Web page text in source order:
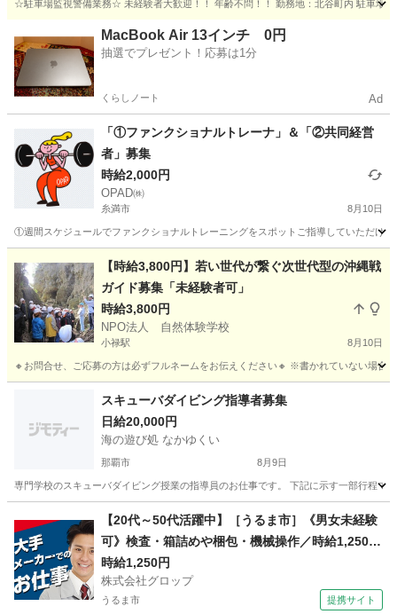
☆駐車場監視警備業務☆ 未経験者大歓迎！！ 年齢不問！！ 勤務地：北谷町内 駐車
その他
MacBook Air 13インチ 0円
抽選でプレゼント！応募は1分
くらしノート Ad
「①ファンクショナルトレーナ」＆「②共同経営
者」募集
時給2,000円
OPAD㈱
糸満市 8月10日
①週間スケジュールでファンクショナルトレーニングをスポットご指導していただけ
その他 シルバー
【時給3,800円】若い世代が繋ぐ次世代型の沖縄戦
ガイド募集「未経験者可」
時給3,800円
NPO法人 自然体験学校
小禄駅 8月10日
🔸お問合せ、ご応募の方は必ずフルネームをお伝えください🔸 ※書かれていない場合
小禄駅 その他 NPO法人
スキューバダイビング指導者募集
日給20,000円
海の遊び処 なかゆくい
那覇市 8月9日
専門学校のスキューバダイビング授業の指導員のお仕事です。 下記に示す一部行程
その他 本部町
【20代～50代活躍中】［うるま市］《男女未経験
可》検査・箱詰めや梱包・機械操作／時給1,250円
／土日祝休み／残業少なめ／希望者は正社員登用
有
時給1,250円
株式会社グロップ
うるま市 提携サイト